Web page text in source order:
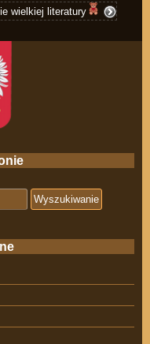
wielkiej literatury